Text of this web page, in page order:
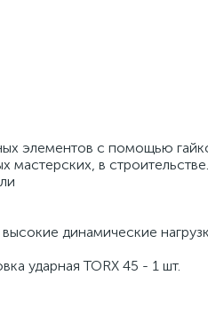
элементов с помощью
мастерских, в
динамические
ударная TORX 45 - 1 шт.